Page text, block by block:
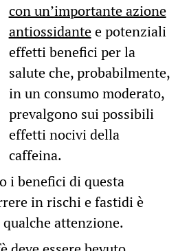
con un’importante azione
antiossidantee potenziali
effetti benefici per la
salute che, probabilmente,
in un consumo moderato,
prevalgono sui possibili
effetti nocivi della
caffeina.
i benefici di questa
in rischi e fastidi è
attenzione.